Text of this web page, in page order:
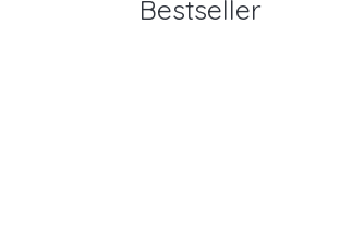
Bestseller